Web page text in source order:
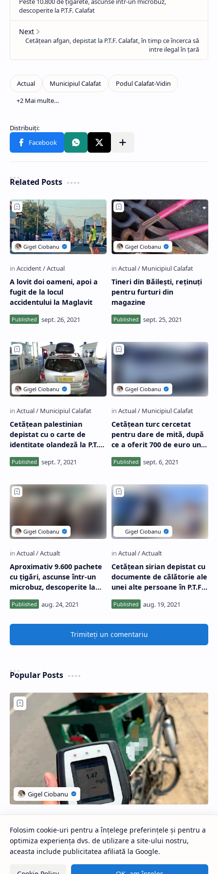
Related Posts
A lovit doi oameni, apoi a
fugit de la locul
accidentului la Maglavit
Tineri din Băilești, reținuți
pentru furturi din
magazine
Cetățean palestinian
depistat cu o carte de
identitate olandeză la P.T.F.
Calafat
Cetățean turc cercetat
pentru dare de mită, după
ce a oferit 700 de euro unui
ofițer de poliţie de
frontieră
Aproximativ 9.600 pachete
cu țigări, ascunse într-un
microbuz, descoperite la
P.T.F. Calafat
Cetățean sirian depistat cu
documente de călătorie ale
unei alte persoane în P.T.F.
Calafat
Trimiteți un comentariu
Popular Posts
Rupt de beat, pe bicicletă
Rupt de beat, pe bicicletă Un bărbat de 44 de ani, din
comuna Poiana Mare, a fost oprit de …
Folosim cookie-uri pentru a înțelege preferințele și pentru a
optimiza experiența dvs. de utilizare a site-ului nostru,
aceasta include publicitatea afiliată la Google.